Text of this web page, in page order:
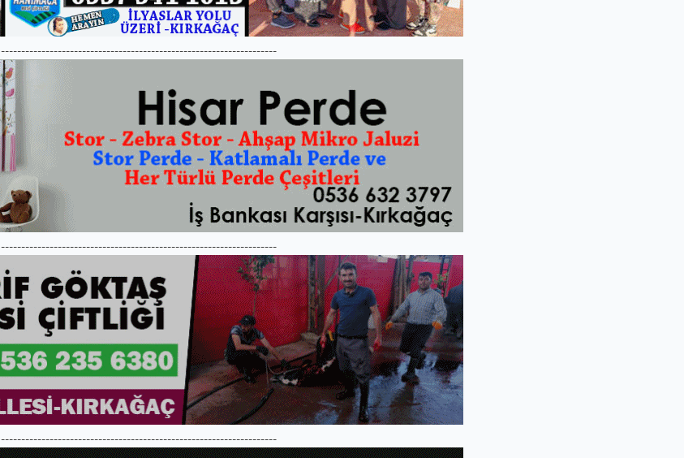
--------------------------------------------------------------------
--------------------------------------------------------------------
--------------------------------------------------------------------